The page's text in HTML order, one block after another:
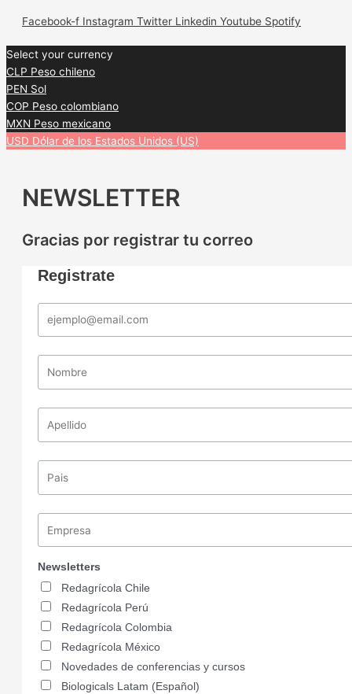
Facebook-f Instagram Twitter Linkedin Youtube Spotify
Select your currency
CLP Peso chileno
PEN Sol
COP Peso colombiano
MXN Peso mexicano
USD Dólar de los Estados Unidos (US)
NEWSLETTER
Gracias por registrar tu correo
Registrate
Newsletters
Redagrícola Chile
Redagrícola Perú
Redagrícola Colombia
Redagrícola México
Novedades de conferencias y cursos
Biologicals Latam (Español)